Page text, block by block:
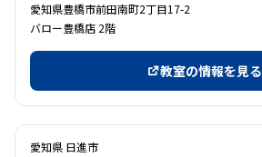
愛知県豊橋市前田南町2丁目17-2
バロー豊橋店 2階
教室の情報を見る
愛知県 日進市